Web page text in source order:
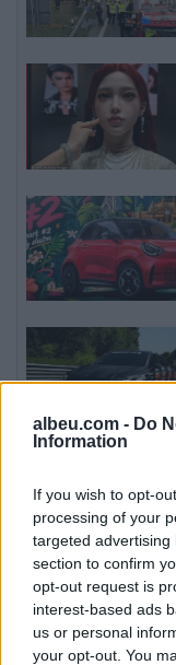
albeu.com - Do
Information
If you wish to opt-
processing of your
targeted
section to confirm
opt-out request is
interest-based ads
us or personal
your opt-out. You